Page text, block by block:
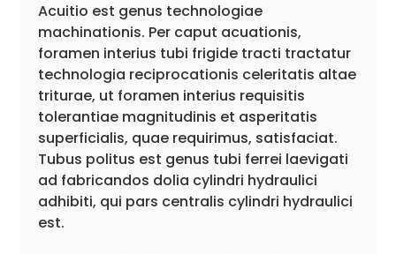
Acuitio est genus technologiae
machinationis. Per caput acuationis,
foramen interius tubi frigide tracti tractatur
technologia reciprocationis celeritatis altae
triturae, ut foramen interius requisitis
tolerantiae magnitudinis et asperitatis
superficialis, quae requirimus, satisfaciat.
Tubus politus est genus tubi ferrei laevigati
ad fabricandos dolia cylindri hydraulici
adhibiti, qui pars centralis cylindri hydraulici
est.